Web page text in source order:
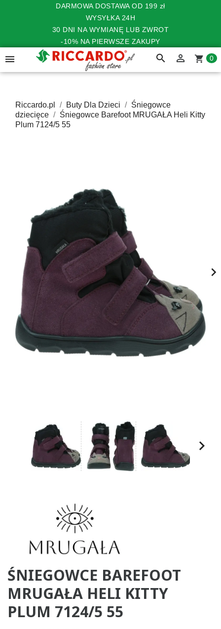
DARMOWA DOSTAWA OD 199 zł
WYSYŁKA 24H
30 DNI NA WYMIANĘ LUB ZWROT
-10% NA PIERWSZE ZAKUPY
 search  shopping_cart 0
Riccardo.pl Buty Dla Dzieci
Śniegowce
dziecięce
Śniegowce Barefoot MRUGAŁA Heli Kitty
Plum 7124/5 55

ŚNIEGOWCE BAREFOOT
MRUGAŁA HELI KITTY
PLUM 7124/5 55